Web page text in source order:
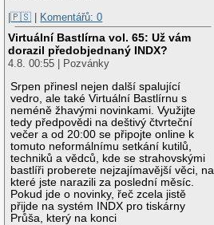
|🇵🇸 | Komentářů: 0
Virtuální Bastlírna vol. 65: Už vám
dorazil předobjednaný INDX?
4.8. 00:55 | Pozvánky
Srpen přinesl nejen další spalující
vedro, ale také Virtuální Bastlírnu s
neméně žhavými novinkami. Využijte
tedy předpovědi na deštivý čtvrteční
večer a od 20:00 se připojte online k
tomuto neformálnímu setkání kutilů,
techniků a vědců, kde se strahovskými
bastlíři proberete nejzajímavější věci, na
které jste narazili za poslední měsíc.
Pokud jde o novinky, řeč zcela jistě
přijde na systém INDX pro tiskárny
Průša, který na konci